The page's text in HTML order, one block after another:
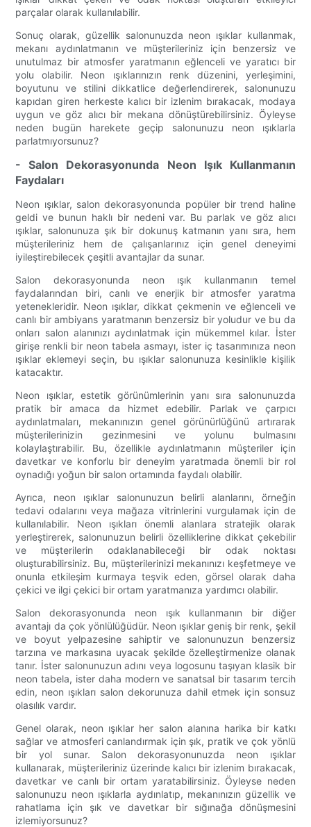
parçalar olarak kullanılabilir.
Sonuç olarak, güzellik salonunuzda neon ışıklar kullanmak,
mekanı aydınlatmanın ve müşterileriniz için benzersiz ve
unutulmaz bir atmosfer yaratmanın eğlenceli ve yaratıcı bir
yolu olabilir. Neon ışıklarınızın renk düzenini, yerleşimini,
boyutunu ve stilini dikkatlice değerlendirerek, salonunuzu
kapıdan giren herkeste kalıcı bir izlenim bırakacak, modaya
uygun ve göz alıcı bir mekana dönüştürebilirsiniz. Öyleyse
neden bugün harekete geçip salonunuzu neon ışıklarla
parlatmıyorsunuz?
- Salon Dekorasyonunda Neon Işık Kullanmanın
Faydaları
Neon ışıklar, salon dekorasyonunda popüler bir trend haline
geldi ve bunun haklı bir nedeni var. Bu parlak ve göz alıcı
ışıklar, salonunuza şık bir dokunuş katmanın yanı sıra, hem
müşterileriniz hem de çalışanlarınız için genel deneyimi
iyileştirebilecek çeşitli avantajlar da sunar.
Salon dekorasyonunda neon ışık kullanmanın temel
faydalarından biri, canlı ve enerjik bir atmosfer yaratma
yetenekleridir. Neon ışıklar, dikkat çekmenin ve eğlenceli ve
canlı bir ambiyans yaratmanın benzersiz bir yoludur ve bu da
onları salon alanınızı aydınlatmak için mükemmel kılar. İster
girişe renkli bir neon tabela asmayı, ister iç tasarımınıza neon
ışıklar eklemeyi seçin, bu ışıklar salonunuza kesinlikle kişilik
katacaktır.
Neon ışıklar, estetik görünümlerinin yanı sıra salonunuzda
pratik bir amaca da hizmet edebilir. Parlak ve çarpıcı
aydınlatmaları, mekanınızın genel görünürlüğünü artırarak
müşterilerinizin gezinmesini ve yolunu bulmasını
kolaylaştırabilir. Bu, özellikle aydınlatmanın müşteriler için
davetkar ve konforlu bir deneyim yaratmada önemli bir rol
oynadığı yoğun bir salon ortamında faydalı olabilir.
Ayrıca, neon ışıklar salonunuzun belirli alanlarını, örneğin
tedavi odalarını veya mağaza vitrinlerini vurgulamak için de
kullanılabilir. Neon ışıkları önemli alanlara stratejik olarak
yerleştirerek, salonunuzun belirli özelliklerine dikkat çekebilir
ve müşterilerin odaklanabileceği bir odak noktası
oluşturabilirsiniz. Bu, müşterilerinizi mekanınızı keşfetmeye ve
onunla etkileşim kurmaya teşvik eden, görsel olarak daha
çekici ve ilgi çekici bir ortam yaratmanıza yardımcı olabilir.
Salon dekorasyonunda neon ışık kullanmanın bir diğer
avantajı da çok yönlülüğüdür. Neon ışıklar geniş bir renk, şekil
ve boyut yelpazesine sahiptir ve salonunuzun benzersiz
tarzına ve markasına uyacak şekilde özelleştirmenize olanak
tanır. İster salonunuzun adını veya logosunu taşıyan klasik bir
neon tabela, ister daha modern ve sanatsal bir tasarım tercih
edin, neon ışıkları salon dekorunuza dahil etmek için sonsuz
olasılık vardır.
Genel olarak, neon ışıklar her salon alanına harika bir katkı
sağlar ve atmosferi canlandırmak için şık, pratik ve çok yönlü
bir yol sunar. Salon dekorasyonunuzda neon ışıklar
kullanarak, müşterileriniz üzerinde kalıcı bir izlenim bırakacak,
davetkar ve canlı bir ortam yaratabilirsiniz. Öyleyse neden
salonunuzu neon ışıklarla aydınlatıp, mekanınızın güzellik ve
rahatlama için şık ve davetkar bir sığınağa dönüşmesini
izlemiyorsunuz?